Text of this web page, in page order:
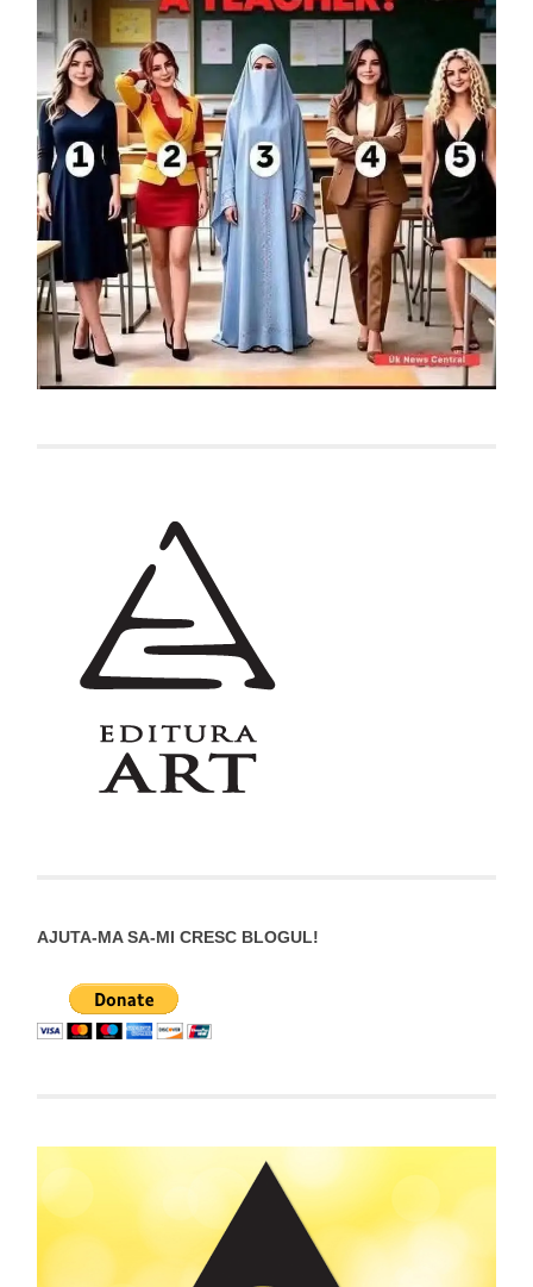
AJUTA-MA SA-MI CRESC BLOGUL!